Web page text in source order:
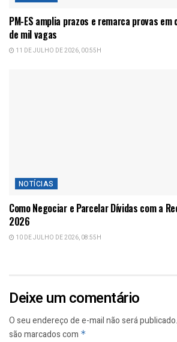
PM-ES amplia prazos e remarca provas
de mil vagas
11 DE JULHO DE 2026, 00:55H
NOTÍCIAS
Como Negociar e Parcelar Dívidas com a
2026
10 DE JULHO DE 2026, 08:55H
Deixe um comentário
O seu endereço de e-mail não será publicado.
são marcados com *